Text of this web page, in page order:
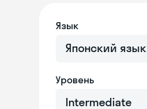
Язык
Японский язык
Уровень
Intermediate